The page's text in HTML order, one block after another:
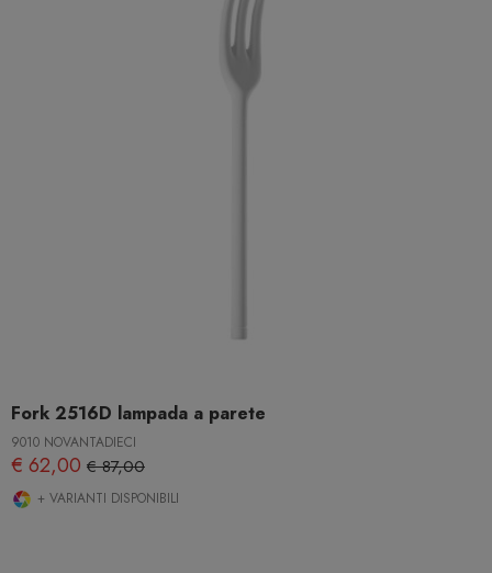
Fork 2516D lampada a parete
9010 NOVANTADIECI
€ 62,00 € 87,00
+ VARIANTI DISPONIBILI